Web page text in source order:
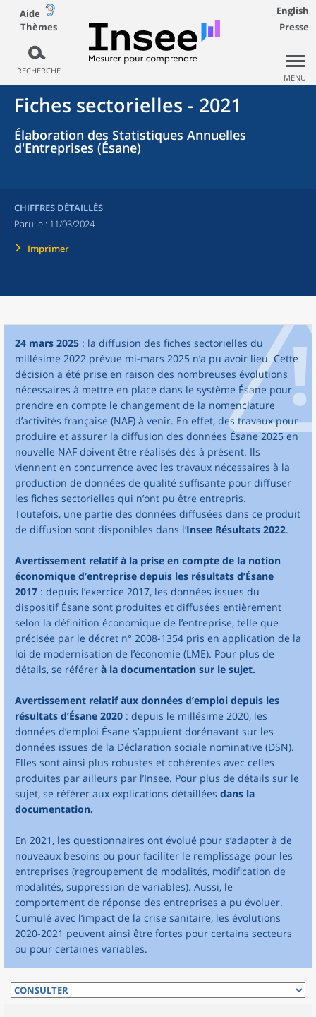
Aide
Thèmes
RECHERCHE
English
Presse
MENU
Fiches sectorielles - 2021
Élaboration des Statistiques Annuelles
d'Entreprises (Ésane)
CHIFFRES DÉTAILLÉS
Paru le : 11/03/2024
Imprimer
24 mars 2025 : la diffusion des fiches sectorielles du
millésime 2022 prévue mi-mars 2025 n’a pu avoir lieu. Cette
décision a été prise en raison des nombreuses évolutions
nécessaires à mettre en place dans le système Ésane pour
prendre en compte le changement de la nomenclature
d’activités française (NAF) à venir. En effet, des travaux pour
produire et assurer la diffusion des données Ésane 2025 en
nouvelle NAF doivent être réalisés dès à présent. Ils
viennent en concurrence avec les travaux nécessaires à la
production de données de qualité suffisante pour diffuser
les fiches sectorielles qui n’ont pu être entrepris.
Toutefois, une partie des données diffusées dans ce produit
de diffusion sont disponibles dans l’Insee Résultats 2022.
Avertissement relatif à la prise en compte de la notion
économique d’entreprise depuis les résultats d’Ésane
2017 : depuis l’exercice 2017, les données issues du
dispositif Ésane sont produites et diffusées entièrement
selon la définition économique de l’entreprise, telle que
précisée par le décret n° 2008-1354 pris en application de la
loi de modernisation de l’économie (LME). Pour plus de
détails, se référer à la documentation sur le sujet.
Avertissement relatif aux données d’emploi depuis les
résultats d’Ésane 2020 : depuis le millésime 2020, les
données d’emploi Ésane s’appuient dorénavant sur les
données issues de la Déclaration sociale nominative (DSN).
Elles sont ainsi plus robustes et cohérentes avec celles
produites par ailleurs par l’Insee. Pour plus de détails sur le
sujet, se référer aux explications détaillées dans la
documentation.
En 2021, les questionnaires ont évolué pour s’adapter à de
nouveaux besoins ou pour faciliter le remplissage pour les
entreprises (regroupement de modalités, modification de
modalités, suppression de variables). Aussi, le
comportement de réponse des entreprises a pu évoluer.
Cumulé avec l’impact de la crise sanitaire, les évolutions
2020-2021 peuvent ainsi être fortes pour certains secteurs
ou pour certaines variables.